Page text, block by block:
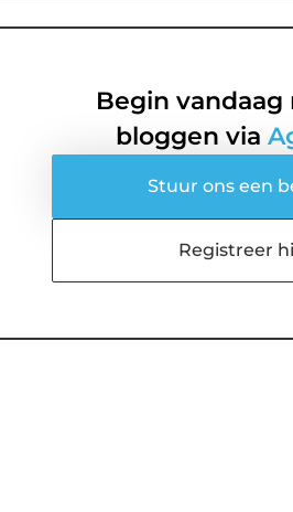
Begin
bloggen via
Stuur ons een
Registreer